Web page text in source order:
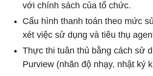
với chính sách của tổ chức.
Cấu hình thanh toán theo mức
xét việc sử dụng và tiêu thụ
Thực thi tuân thủ bằng cách sử
Purview (nhãn độ nhạy, nhật ký